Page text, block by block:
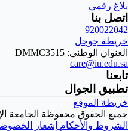
بلاغ رقمي
اتصل بنا
920022042
خريطة جوجل
العنوان الوطني: DMMC3515
care@iu.edu.sa
تابعنا
تطبيق الجوال
خريطة الموقع
جميع الحقوق محفوظة الجامعة
الشروط والأحكام إشعار